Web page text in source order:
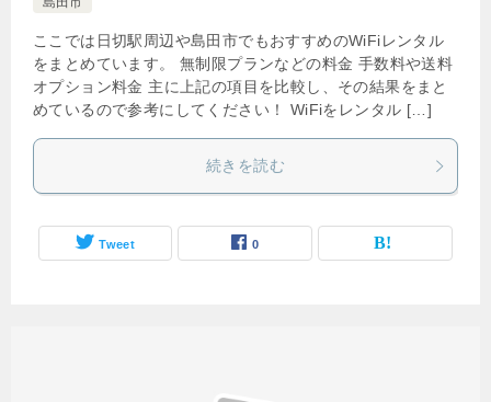
ここでは日切駅周辺や島田市でもおすすめのWiFiレンタル
をまとめています。 無制限プランなどの料金 手数料や送料
オプション料金 主に上記の項目を比較し、その結果をまと
めているので参考にしてください！ WiFiをレンタル […]
続きを読む
Tweet 0